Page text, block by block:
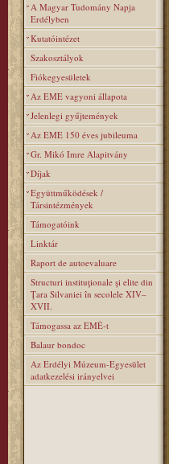
A Magyar Tudomány Napja
Erdélyben
Kutatóintézet
Szakosztályok
Fiókegyesületek
Az EME vagyoni állapota
Jelenlegi gyűjtemények
Az EME 150 éves jubileuma
Gr. Mikó Imre Alapitvány
Díjak
Együttműködések /
Társintézmények
Támogatóink
Linktár
Raport de autoevaluare
Structuri instituţionale şi elite din
Ţara Silvaniei în secolele XIV–
XVII.
Támogassa az EMÉ-t
Balaur bondoc
Az Erdélyi Múzeum-Egyesület
adatkezelési irányelvei